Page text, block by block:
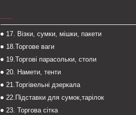
17. Візки, сумки, мішки, пакети
18.Торгове ваги
19.Торгові парасольки, столи
20. Намети, тенти
21.Торгівельні дзеркала
22.Підставки для сумок,тарілок
23. Торгова сітка